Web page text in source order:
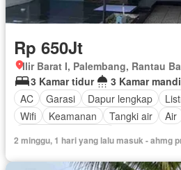
Rp 650Jt
3 Kamar tidur
3 Kamar mandi
AC
Garasi Dapur lengkap
Wifi
Keamanan Tangki air Air
2 minggu, 1 hari yang lalu masuk - ahmg